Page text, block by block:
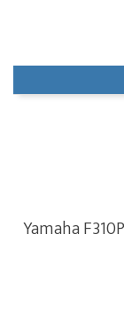
Yamaha